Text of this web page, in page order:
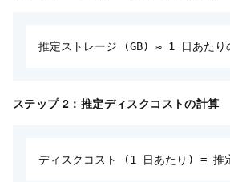
推定ストレージ (GB) ≈ 1 日あた
ステップ 2：推定ディスクコストの計算
ディスクコスト (1 日あたり) = 推